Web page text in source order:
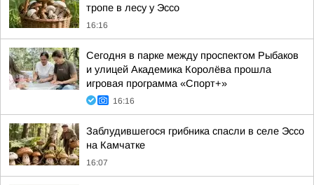
тропе в лесу у Эссо
16:16
Сегодня в парке между проспектом Рыбаков
и улицей Академика Королёва прошла
игровая программа «Спорт+»
16:16
Заблудившегося грибника спасли в селе Эссо
на Камчатке
16:07